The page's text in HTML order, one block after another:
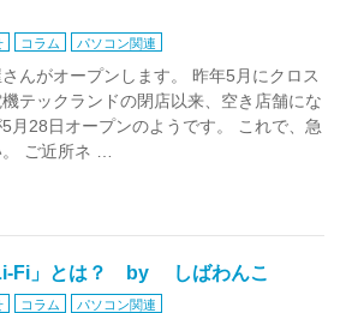
コラム パソコン関連
んがオープンします。 昨年5月にクロス
テックランドの閉店以来、空き店舗にな
月28日オープンのようです。 これで、急
ご近所ネ …
Fi」とは？ by しばわんこ
コラム パソコン関連